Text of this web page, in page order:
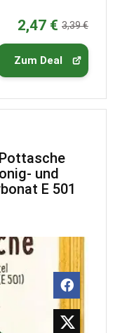
2,47 € 3,39 €
Zum Deal
und
E 501